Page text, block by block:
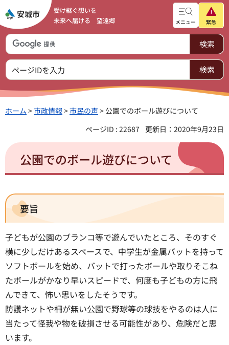
受け継ぐ想いを
未来へ届ける 望遠郷
メニュー 緊急
ホーム >市政情報 >市民の声 > 公園でのボール遊びについて
ページID : 22687
更新日：2020年9月23日
公園でのボール遊びについて
要旨
子どもが公園のブランコ等で遊んでいたところ、そのすぐ
横に少しだけあるスペースで、中学生が金属バットを持って
ソフトボールを始め、バットで打ったボールや取りそこね
たボールがかなり早いスピードで、何度も子どもの方に飛
んできて、怖い思いをしたそうです。
防護ネットや柵が無い公園で野球等の球技をやるのは人に
当たって怪我や物を破損させる可能性があり、危険だと思
います。